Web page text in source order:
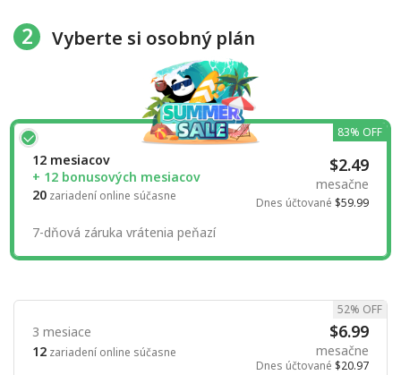
2 Vyberte si osobný plán
12 mesiacov
+ 12 bonusových mesiacov
20 zariadení online súčasne
$2.49
mesačne
Dnes účtované $59.99
83% OFF
7-dňová záruka vrátenia peňazí
3 mesiace
12 zariadení online súčasne
$6.99
mesačne
Dnes účtované $20.97
52% OFF